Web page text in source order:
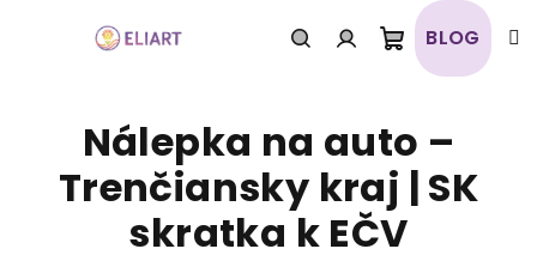
PrihlásenieNákupný
košík
BLOG
Nálepka na auto –
Trenčiansky kraj | SK
skratka k EČV